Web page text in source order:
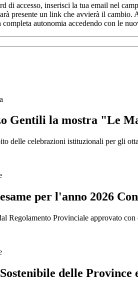
di accesso, inserisci la tua email nel
presente un link che avvierà il
autonomia accedendo con le
Gentili la mostra "Le
delle celebrazioni istituzionali per gli
per l'anno 2026
Regolamento Provinciale approvato
delle